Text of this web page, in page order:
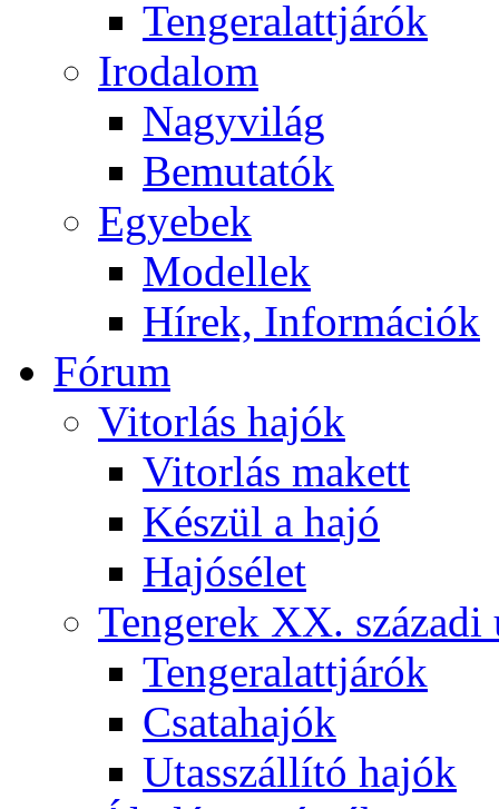
Tengeralattjárók
Irodalom
Nagyvilág
Bemutatók
Egyebek
Modellek
Hírek, Információk
Fórum
Vitorlás hajók
Vitorlás makett
Készül a hajó
Hajósélet
Tengerek XX. századi
Tengeralattjárók
Csatahajók
Utasszállító hajók